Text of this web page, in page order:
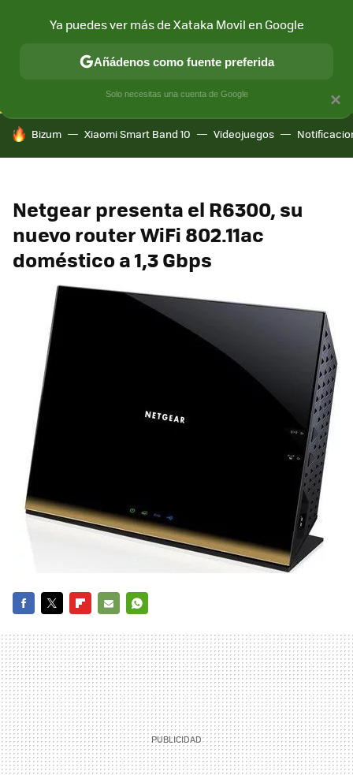
CONECTIVIDAD MÓVIL Y SOCIEDAD APLICACIONES
HOY SE HABLA DE
Bizum Xiaomi Smart Band 10 Videojuegos
Netgear presenta el R6300, su
nuevo router WiFi 802.11ac
doméstico a 1,3 Gbps
MAIL
×
Ya puedes ver más de Xataka Movil en Google
Añádenos como fuente preferida
Solo necesitas una cuenta de Google